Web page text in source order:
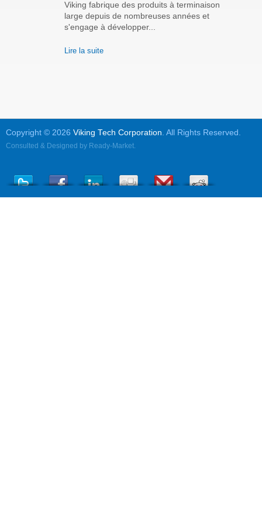
Viking fabrique des produits à terminaison
large depuis de nombreuses années et
s'engage à développer...
Lire la suite
Copyright © 2026 Viking Tech Corporation. All Rights Reserved.
Consulted & Designed by Ready-Market.